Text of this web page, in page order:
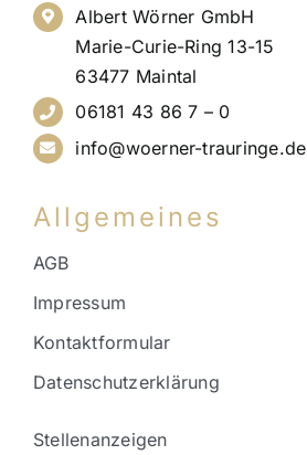
Albert Wörner GmbH
Marie-Curie-Ring 13-15
63477 Maintal
06181 43 86 7 – 0
info@woerner-trauringe.de
Allgemeines
AGB
Impressum
Kontaktformular
Datenschutzerklärung
Stellenanzeigen